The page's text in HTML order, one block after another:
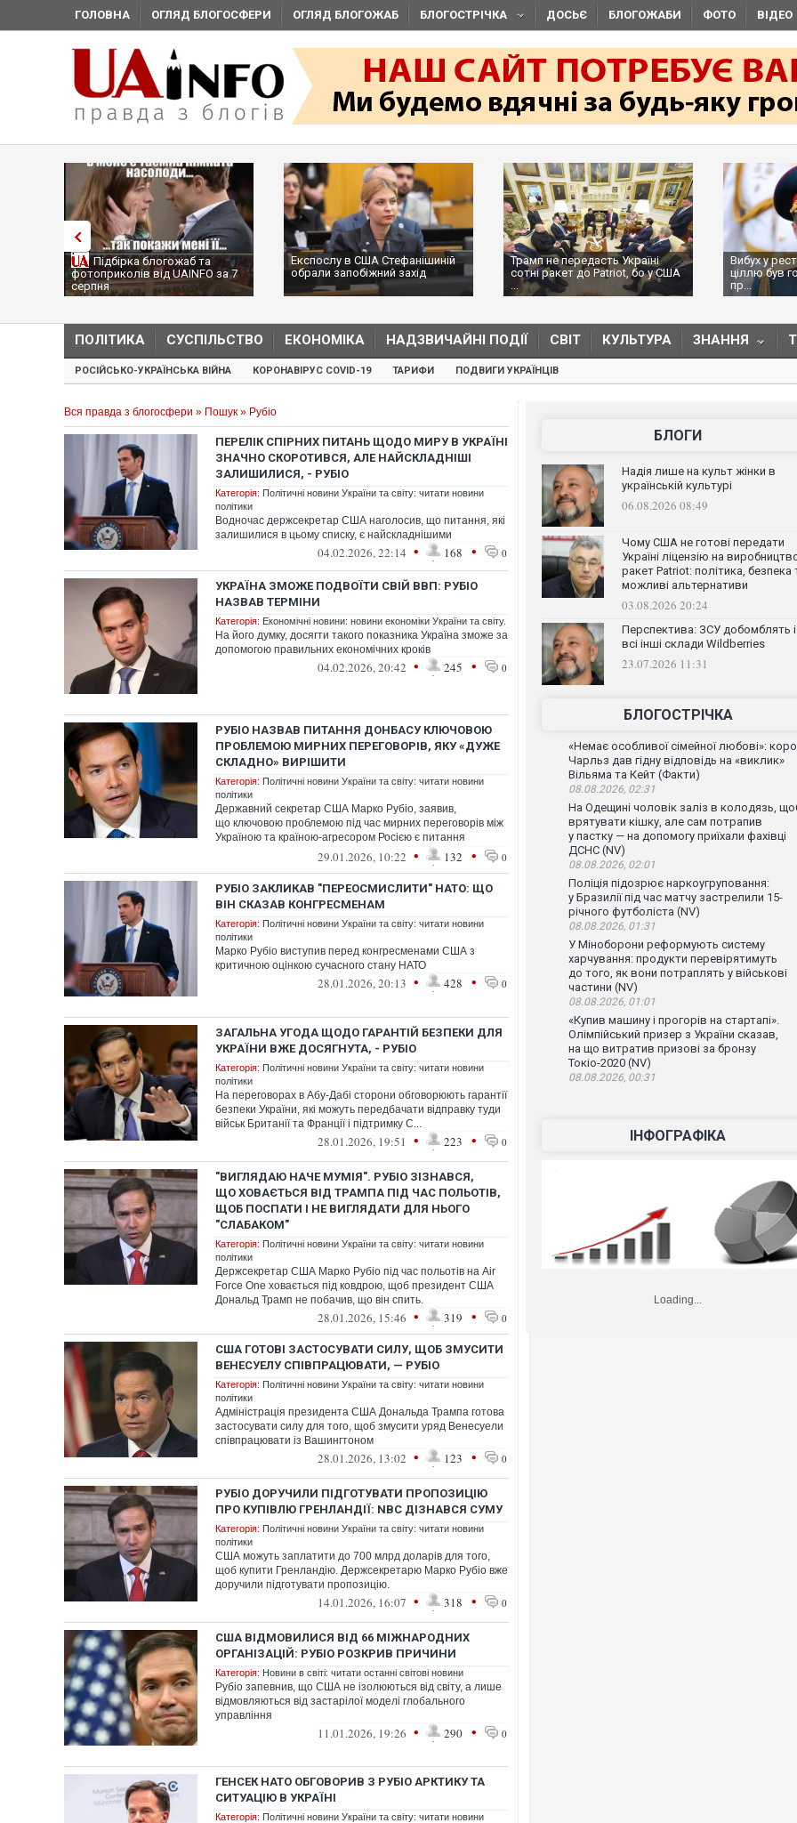
ГОЛОВНА ОГЛЯД БЛОГОСФЕРИ ОГЛЯД БЛОГОЖАБ БЛОГОСТРІЧКА ДОСЬЄ БЛОГОЖАБИ ФОТО ВІДЕО
Підбірка блогожаб та
фотоприколів від UAINFO за 7
серпня
Експослу в США Стефанішиній
обрали запобіжний захід
Трамп не передасть Україні
сотні ракет до Patriot, бо у США
...
Вибух у
ціллю був
пр...
ПОЛІТИКА СУСПІЛЬСТВО ЕКОНОМІКА НАДЗВИЧАЙНІ ПОДІЇ СВІТ КУЛЬТУРА ЗНАННЯ
РОСІЙСЬКО-УКРАЇНСЬКА ВІЙНА КОРОНАВІРУС COVID-19 ТАРИФИ ПОДВИГИ УКРАЇНЦІВ
Вся правда з блогосфери » Пошук » Рубіо
ПЕРЕЛІК СПІРНИХ ПИТАНЬ ЩОДО МИРУ В УКРАЇНІ
ЗНАЧНО СКОРОТИВСЯ, АЛЕ НАЙСКЛАДНІШІ
ЗАЛИШИЛИСЯ, - РУБІО
Категорія: Політичні новини України та світу: читати новини
політики
Водночас держсекретар США наголосив, що питання, які
залишилися в цьому списку, є найскладнішими
04.02.2026, 22:14 • 168 • 0
УКРАЇНА ЗМОЖЕ ПОДВОЇТИ СВІЙ ВВП: РУБІО
НАЗВАВ ТЕРМІНИ
Категорія: Економічні новини: новини економіки України та світу.
На його думку, досягти такого показника Україна зможе за
допомогою правильних економічних кроків
04.02.2026, 20:42 • 245 • 0
РУБІО НАЗВАВ ПИТАННЯ ДОНБАСУ КЛЮЧОВОЮ
ПРОБЛЕМОЮ МИРНИХ ПЕРЕГОВОРІВ, ЯКУ «ДУЖЕ
СКЛАДНО» ВИРІШИТИ
Категорія: Політичні новини України та світу: читати новини
політики
Державний секретар США Марко Рубіо, заявив,
що ключовою проблемою під час мирних переговорів між
Україною та країною-агресором Росією є питання
29.01.2026, 10:22 • 132 • 0
РУБІО ЗАКЛИКАВ "ПЕРЕОСМИСЛИТИ" НАТО: ЩО
ВІН СКАЗАВ КОНГРЕСМЕНАМ
Категорія: Політичні новини України та світу: читати новини
політики
Марко Рубіо виступив перед конгресменами США з
критичною оцінкою сучасного стану НАТО
28.01.2026, 20:13 • 428 • 0
ЗАГАЛЬНА УГОДА ЩОДО ГАРАНТІЙ БЕЗПЕКИ ДЛЯ
УКРАЇНИ ВЖЕ ДОСЯГНУТА, - РУБІО
Категорія: Політичні новини України та світу: читати новини
політики
На переговорах в Абу-Дабі сторони обговорюють гарантії
безпеки України, які можуть передбачати відправку туди
військ Британії та Франції і підтримку С...
28.01.2026, 19:51 • 223 • 0
"ВИГЛЯДАЮ НАЧЕ МУМІЯ". РУБІО ЗІЗНАВСЯ,
ЩО ХОВАЄТЬСЯ ВІД ТРАМПА ПІД ЧАС ПОЛЬОТІВ,
ЩОБ ПОСПАТИ І НЕ ВИГЛЯДАТИ ДЛЯ НЬОГО
"СЛАБАКОМ"
Категорія: Політичні новини України та світу: читати новини
політики
Держсекретар США Марко Рубіо під час польотів на Air
Force One ховається під ковдрою, щоб президент США
Дональд Трамп не побачив, що він спить.
28.01.2026, 15:46 • 319 • 0
США ГОТОВІ ЗАСТОСУВАТИ СИЛУ, ЩОБ ЗМУСИТИ
ВЕНЕСУЕЛУ СПІВПРАЦЮВАТИ, — РУБІО
Категорія: Політичні новини України та світу: читати новини
політики
Адміністрація президента США Дональда Трампа готова
застосувати силу для того, щоб змусити уряд Венесуели
співпрацювати із Вашингтоном
28.01.2026, 13:02 • 123 • 0
РУБІО ДОРУЧИЛИ ПІДГОТУВАТИ ПРОПОЗИЦІЮ
ПРО КУПІВЛЮ ГРЕНЛАНДІЇ: NBC ДІЗНАВСЯ СУМУ
Категорія: Політичні новини України та світу: читати новини
політики
США можуть заплатити до 700 млрд доларів для того,
щоб купити Гренландію. Держсекретарю Марко Рубіо вже
доручили підготувати пропозицію.
14.01.2026, 16:07 • 318 • 0
США ВІДМОВИЛИСЯ ВІД 66 МІЖНАРОДНИХ
ОРГАНІЗАЦІЙ: РУБІО РОЗКРИВ ПРИЧИНИ
Категорія: Новини в світі: читати останні світові новини
Рубіо запевнив, що США не ізолюються від світу, а лише
відмовляються від застарілої моделі глобального
управління
11.01.2026, 19:26 • 290 • 0
ГЕНСЕК НАТО ОБГОВОРИВ З РУБІО АРКТИКУ ТА
СИТУАЦІЮ В УКРАЇНІ
Категорія: Політичні новини України та світу: читати новини
БЛОГИ
Надія лише на культ жінки в
українській культурі
06.08.2026 08:49
Чому США не готові передати
Україні ліцензію на
ракет Patriot: політика, безпека
можливі альтернативи
03.08.2026 20:24
Перспектива: ЗСУ добомблять і
всі інші склади Wildberries
23.07.2026 11:31
БЛОГОСТРІЧКА
«Немає особливої сімейної любові»:
Чарльз дав гідну відповідь на «виклик»
Вільяма та Кейт (Факти)
08.08.2026, 02:31
На Одещині чоловік заліз в колодязь,
врятувати кішку, але сам потрапив
у пастку — на допомогу приїхали фахівці
ДСНС (NV)
08.08.2026, 02:01
Поліція підозрює наркоугруповання:
у Бразилії під час матчу застрелили 15-
річного футболіста (NV)
08.08.2026, 01:31
У Міноборони реформують систему
харчування: продукти перевірятимуть
до того, як вони потраплять у військові
частини (NV)
08.08.2026, 01:01
«Купив машину і прогорів на стартапі».
Олімпійський призер з України сказав,
на що витратив призові за бронзу
Токіо-2020 (NV)
08.08.2026, 00:31
ІНФОГРАФІКА
Loading...
Ворог завдав комбінованого
двоє поранених. Ще
після атаки БПЛА по ринку